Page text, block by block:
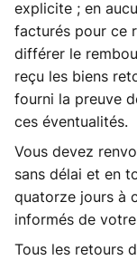
explicite ; en
facturés pour ce
différer le
reçu les biens
fourni la preuve
ces éventualités.
Vous devez
sans délai et en
quatorze jours à
informés de
Tous les retours